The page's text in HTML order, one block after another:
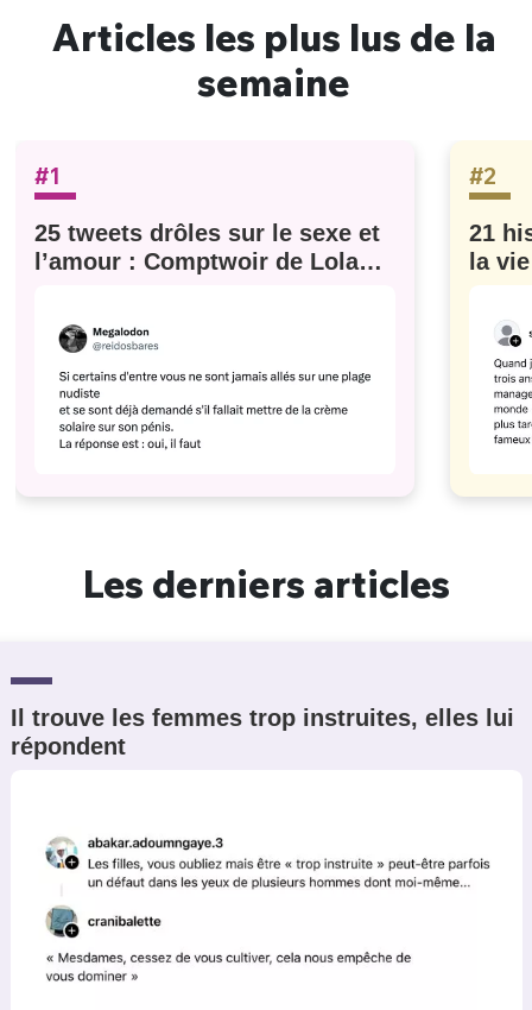
Articles les plus lus de la
semaine
#1
25 tweets drôles sur le sexe et
l’amour : Comptwoir de Lola
#2
21
la
Les derniers articles
Il trouve les femmes trop instruites, elles lui
répondent